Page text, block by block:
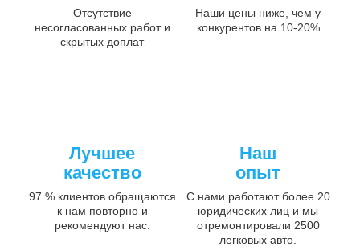
Отсутствие
несогласованных работ и
скрытых доплат
Наши цены ниже, чем у
конкурентов на 10-20%
Лучшее
качество
97 % клиентов обращаются
к нам повторно и
рекомендуют нас.
Наш
опыт
С нами работают более 20
юридических лиц и мы
отремонтировали 2500
легковых авто.